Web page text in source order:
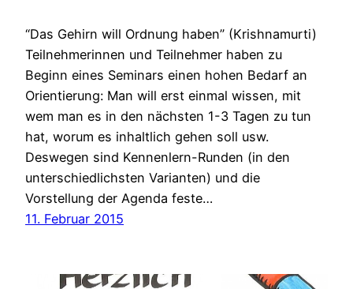
“Das Gehirn will Ordnung haben” (Krishnamurti)
Teilnehmerinnen und Teilnehmer haben zu
Beginn eines Seminars einen hohen Bedarf an
Orientierung: Man will erst einmal wissen, mit
wem man es in den nächsten 1-3 Tagen zu tun
hat, worum es inhaltlich gehen soll usw.
Deswegen sind Kennenlern-Runden (in den
unterschiedlichsten Varianten) und die
Vorstellung der Agenda feste…
11. Februar 2015